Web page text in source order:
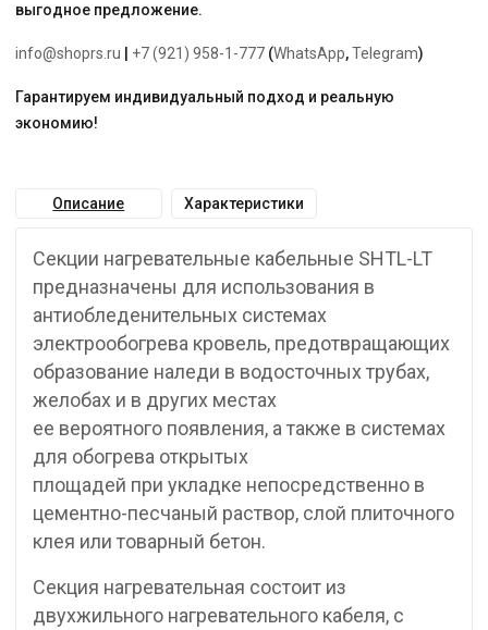
выгодное предложение.
info@shoprs.ru +7 (921) 958-1-777 (WhatsApp,Telegram)
Гарантируем индивидуальный подход и реальную
экономию!
Описание Характеристики
Секции нагревательные кабельные SHTL-LT
предназначены для использования в
антиобледенительных системах
электрообогрева кровель, предотвращающих
образование наледи в водосточных трубах,
желобах и в других местах
ее вероятного появления, а также в системах
для обогрева открытых
площадей при укладке непосредственно в
цементно-песчаный раствор, слой плиточного
клея или товарный бетон.
Секция нагревательная состоит из
двухжильного нагревательного кабеля, с